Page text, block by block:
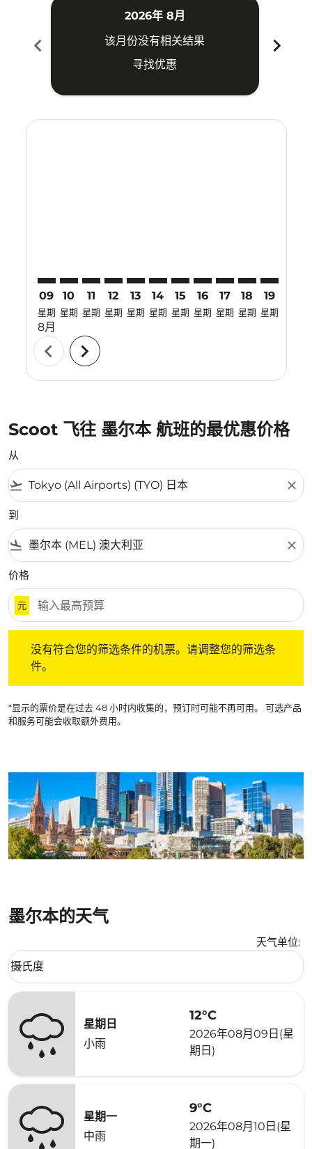
chevron_left
2026年 8月
该月份没有相关结果
寻找优惠
chevron_right
09
星期
8月
10
星期
11
星期
12
星期
13
星期
14
星期
15
星期
16
星期
17
星期
18
星期
19
星期
chevron_left chevron_right
Scoot 飞往 墨尔本 航班的最优惠价格
从
flight_takeoff close
到
flight_land close
价格
元
没有符合您的筛选条件的机票。请调整您的筛选条
件。
*显示的票价是在过去 48 小时内收集的，预订时可能不再可用。 可选产品
和服务可能会收取额外费用。
墨尔本的天气
天气单位:
Weather unit option 摄氏度 Selected
摄氏度
keyboard_arrow_down
星期日
小雨
12°C
2026年08月09日(星
期日)
星期一
中雨
9°C
2026年08月10日(星
期一)